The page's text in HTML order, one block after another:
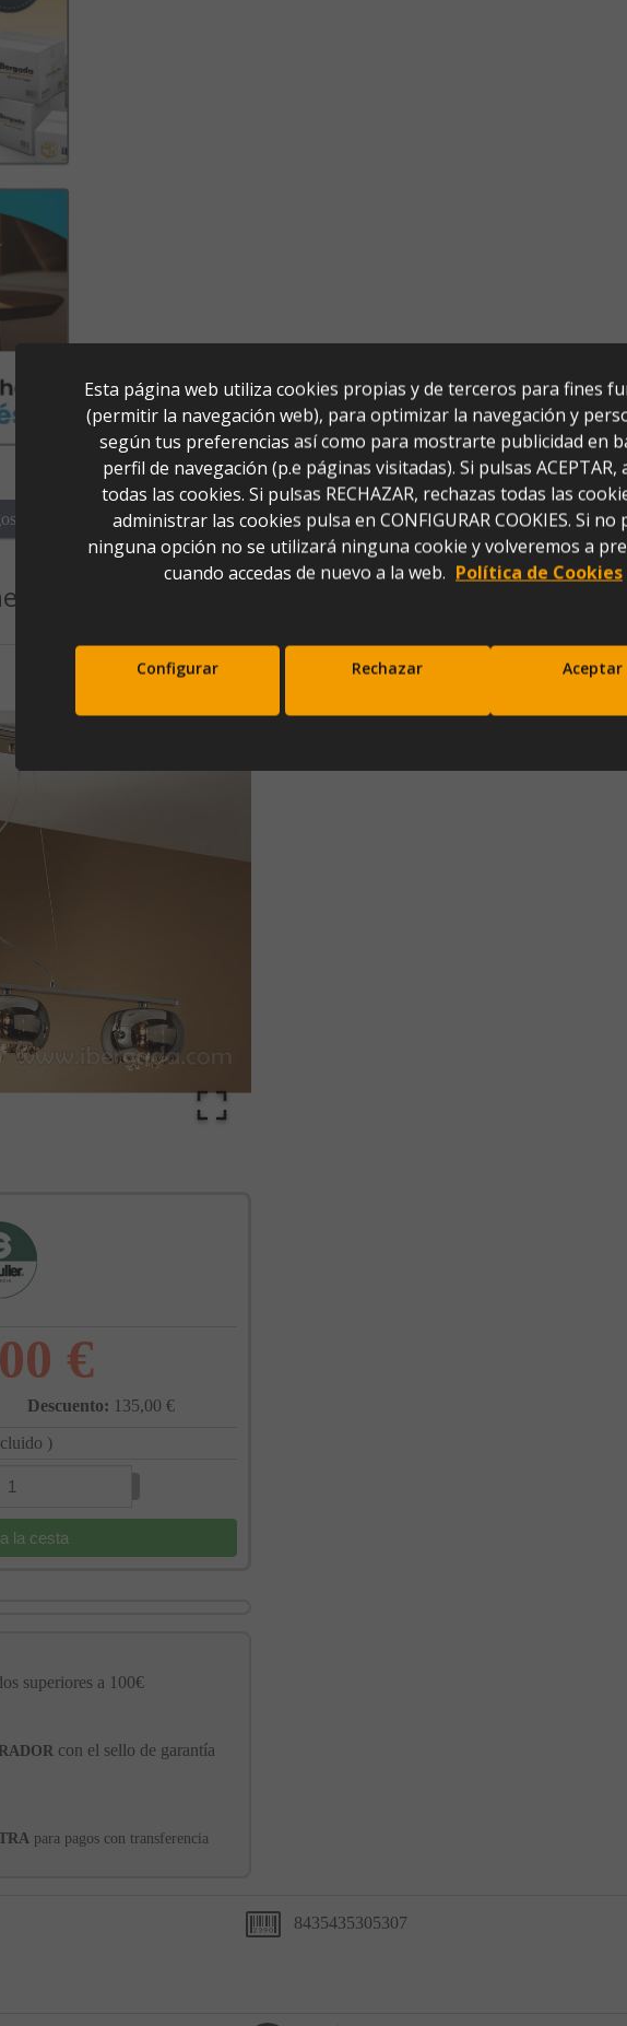
3L Lineal
€
Descuento: 135,00 €
)
la cesta
superiores a 100€
con el sello de garantía
para pagos con transferencia
8435435305307
Subscríbete a nuestra newsletter y
Al unirte expresas tu consentimiento para recibir comunicaciones comerciales de IBERGADA. Puedes
Esta página web utiliza cookies propias y de terceros para fines
(permitir la navegación web), para optimizar la navegación y
según tus preferencias así como para mostrarte publicidad en
perfil de navegación (p.e páginas visitadas). Si pulsas ACEPTAR,
todas las cookies. Si pulsas RECHAZAR, rechazas todas las
administrar las cookies pulsa en CONFIGURAR COOKIES. Si no
ninguna opción no se utilizará ninguna cookie y volveremos a
cuando accedas de nuevo a la web. Política de Cookies
Configurar Rechazar Aceptar